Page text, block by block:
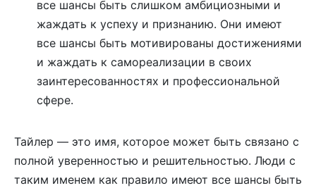
все шансы быть слишком амбициозными и
жаждать к успеху и признанию. Они имеют
все шансы быть мотивированы достижениями
и жаждать к самореализации в своих
заинтересованностях и профессиональной
сфере.
Тайлер — это имя, которое может быть связано с
полной уверенностью и решительностью. Люди с
таким именем как правило имеют все шансы быть